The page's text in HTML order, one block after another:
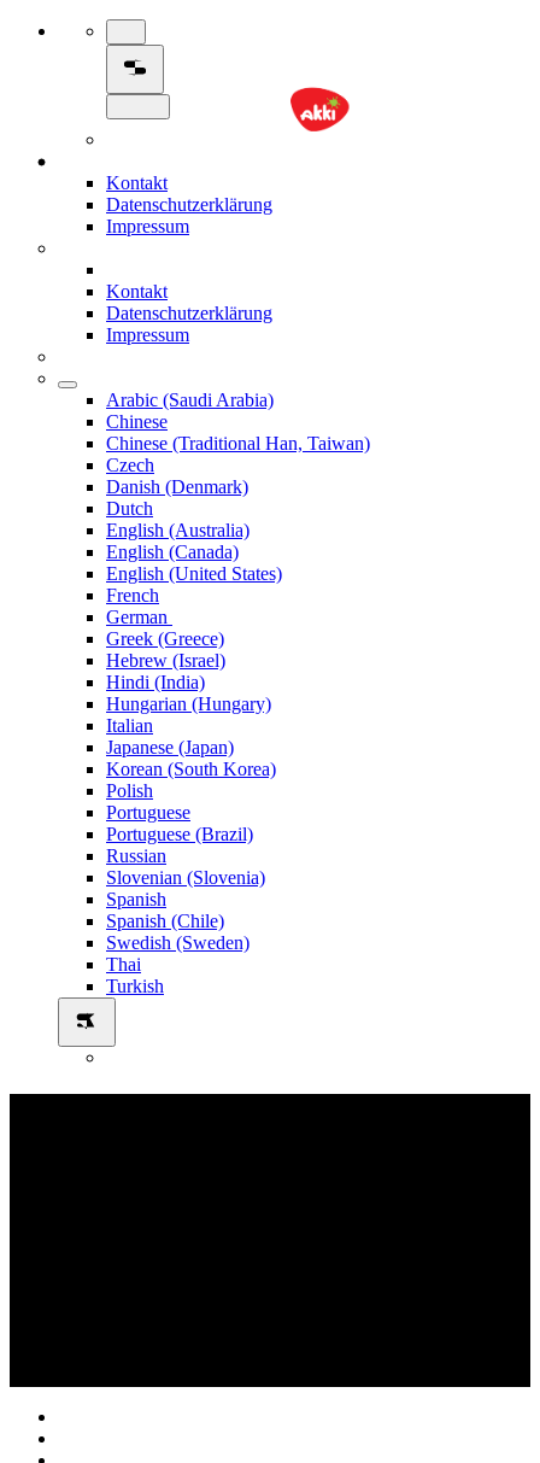
Kontakt
Datenschutzerklärung
Impressum
Kontakt
Datenschutzerklärung
Impressum
Arabic (Saudi Arabia)
Chinese
Chinese (Traditional Han, Taiwan)
Czech
Danish (Denmark)
Dutch
English (Australia)
English (Canada)
English (United States)
French
German
Greek (Greece)
Hebrew (Israel)
Hindi (India)
Hungarian (Hungary)
Italian
Japanese (Japan)
Korean (South Korea)
Polish
Portuguese
Portuguese (Brazil)
Russian
Slovenian (Slovenia)
Spanish
Spanish (Chile)
Swedish (Sweden)
Thai
Turkish